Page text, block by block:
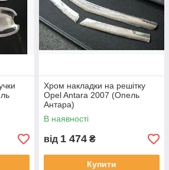
Хром накладки на решітку
Opel Antara 2007 (Опель
Антара)
В наявності
від 1 474 ₴
Купити